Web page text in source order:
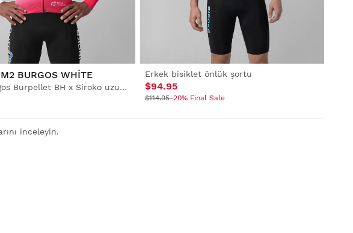
BURGOS WHITE
Erkek Burgos Burpellet BH x Siroko uzun kollu termal bisiklet forması
Erkek bisiklet önlük şortu
$94.95
$114.95-20% Final Sale
inceleyin.